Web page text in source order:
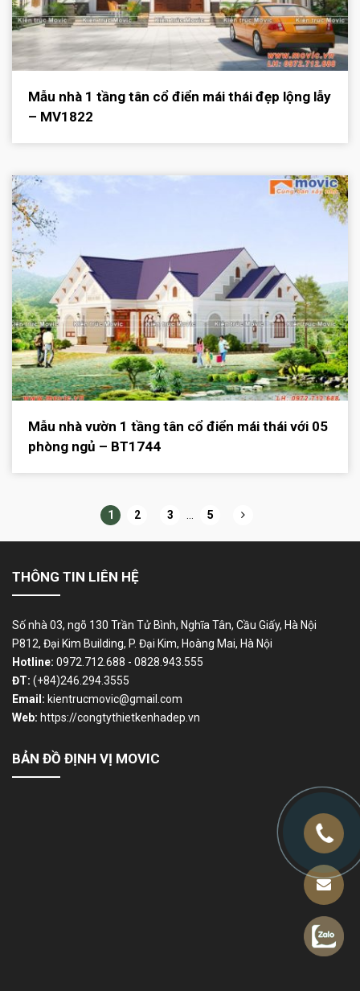
Mẫu nhà 1 tầng tân cổ điển mái thái đẹp lộng lẫy
– MV1822
Mẫu nhà vườn 1 tầng tân cổ điển mái thái với 05
phòng ngủ – BT1744
1 2 3 5
THÔNG TIN LIÊN HỆ
Số nhà 03, ngõ 130 Trần Tử Bình, Nghĩa Tân, Cầu Giấy, Hà Nội
P812, Đại Kim Building, P. Đại Kim, Hoàng Mai, Hà Nội
Hotline: 0972.712.688 - 0828.943.555
ĐT: (+84)246.294.3555
Email: kientrucmovic@gmail.com
Web: https://congtythietkenhadep.vn
BẢN ĐỒ ĐỊNH VỊ MOVIC